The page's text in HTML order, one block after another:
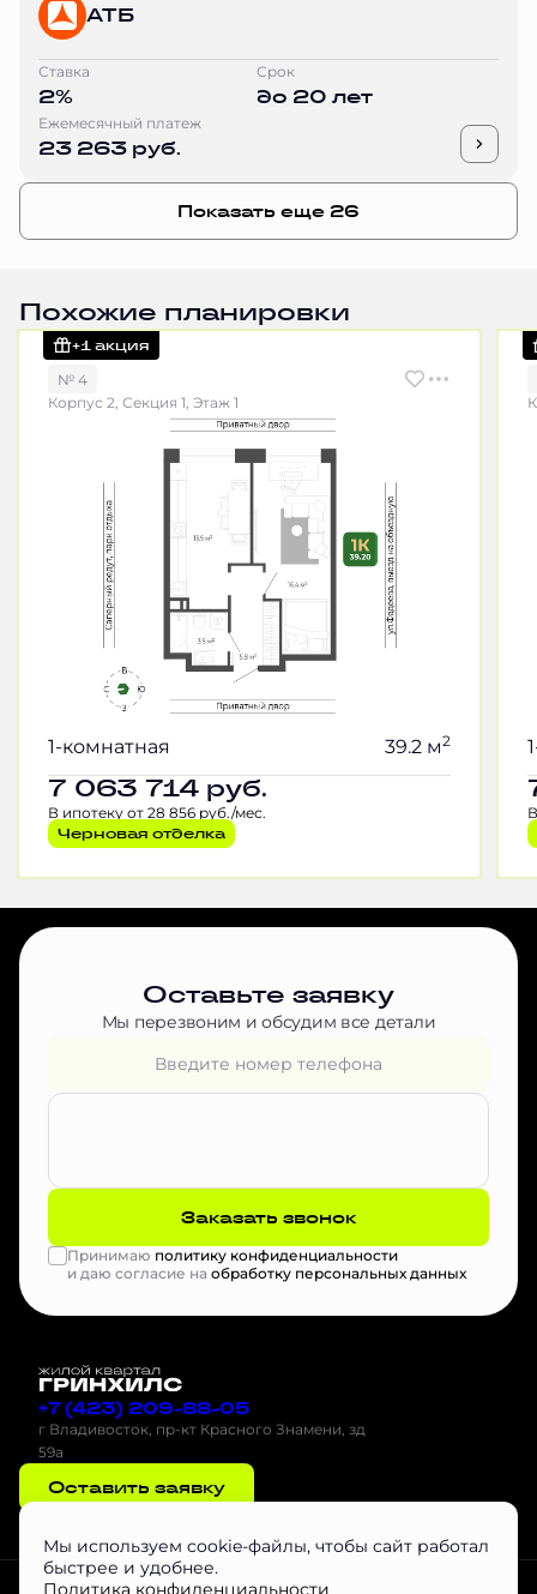
АТБ
Ставка
2%
Срок
до 20 лет
Ежемесячный платеж
23 263 руб.
Показать еще 26
Похожие планировки
+1 акция
№ 4
Корпус 2, Секция 1, Этаж 1
1-комнатная 39.2 м2
7 063 714 руб.
В ипотеку от 28 856 руб./мес.
Черновая отделка
Оставьте заявку
Мы перезвоним и обсудим все детали
Заказать звонок
Принимаю политику конфиденциальности
и даю согласие на обработку персональных данных
+7 (423) 209-88-05
г Владивосток, пр-кт Красного Знамени, зд
59а
Оставить заявку
Проектная декларация на наш.дом.рф
Мы используем cookie-файлы, чтобы сайт работал
быстрее и удобнее.
Политика конфиденциальности